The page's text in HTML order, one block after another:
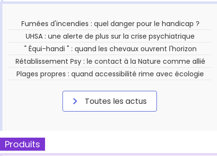
Fumées d'incendies : quel danger pour le handicap ?
UHSA : une alerte de plus sur la crise psychiatrique
" Équi-handi " : quand les chevaux ouvrent l'horizon
Rétablissement Psy : le contact à la Nature comme allié
Plages propres : quand accessibilité rime avec écologie
Toutes les actus
Produits